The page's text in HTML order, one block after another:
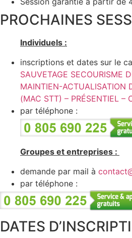
PROCHAINES
Individuels :
inscriptions et dates sur le
SAUVETAGE SECOURISME
MAINTIEN-ACTUALISATION
(MAC STT) – PRÉSENTIEL –
par téléphone :
Groupes et entreprises :
demande par mail à
par téléphone :
DATES